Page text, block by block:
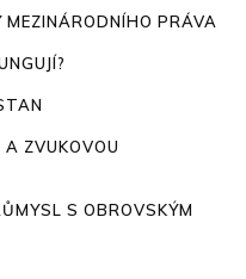
PRÁVA
ZVUKOVOU
S OBROVSKÝM